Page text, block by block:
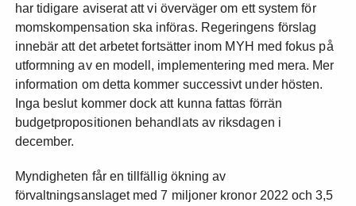
har tidigare aviserat att vi överväger om ett system för
momskompensation ska införas. Regeringens förslag
innebär att det arbetet fortsätter inom MYH med fokus på
utformning av en modell, implementering med mera. Mer
information om detta kommer successivt under hösten.
Inga beslut kommer dock att kunna fattas förrän
budgetpropositionen behandlats av riksdagen i
december.
Myndigheten får en tillfällig ökning av
förvaltningsanslaget med 7 miljoner kronor 2022 och 3,5